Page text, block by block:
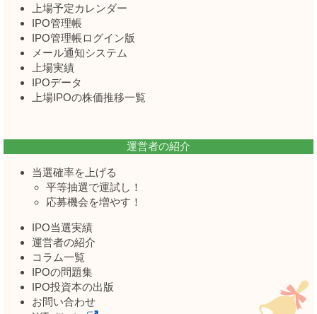
上場予定カレンダー
IPO管理帳
IPO管理帳ログイン版
メール通知システム
上場実績
IPOデータ
上場IPOの株価推移一覧
運営者の紹介
当選確率を上げる
平等抽選で運試し！
応募機会を増やす！
IPO当選実績
運営者の紹介
コラム一覧
IPOの問題集
IPO投資本の出版
お問い合わせ